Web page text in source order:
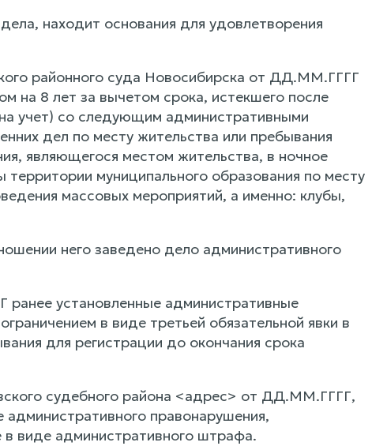
находит основания для удовлетворения
районного суда Новосибирска от ДД.ММ.ГГГГ
на 8 лет за вычетом срока, истекшего после
учет) со следующим административными
дел по месту жительства или пребывания
являющегося местом жительства, в ночное
муниципального образования по месту
массовых мероприятий, а именно: клубы,
него заведено дело административного
установленные административные
в виде третьей обязательной явки в
для регистрации до окончания срока
судебного района <адрес> от ДД.ММ.ГГГГ,
правонарушения,
в виде административного штрафа.